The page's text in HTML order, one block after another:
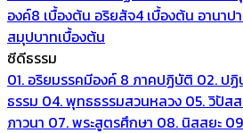
องค์8 เบื้องต้น อริยสัจ4 เบื้องต้น อานาป
สมุปบาทเบื้องต้น
ซีดีธรรม
01. อริยมรรคมีองค์ 8 ภาคปฏิบัติ 02. ปฏิ
ธรรม 04. พุทธธรรมสวนหลวง 05. วิปัส
ภาวนา 07. พระสูตรศึกษา 08. นิสสยะ